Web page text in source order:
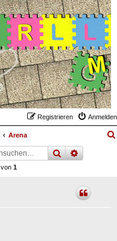
Anmelden
Registrieren
Arena
suche
von 1